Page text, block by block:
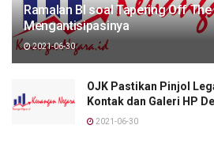
Ramalan BI soal Tapering Off
Mengantisipasinya
2021-06-30
OJK Pastikan Pinjol
Kontak dan Galeri HP
2021-06-30